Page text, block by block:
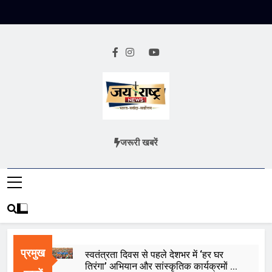
Jai Rashtra
हिंदी समाचार
जरूरी खबरें
प्रमुख
स्वतंत्रता दिवस से पहले देशभर में ‘हर घर
तिरंगा’ अभियान और सांस्कृतिक कार्यक्रमों की